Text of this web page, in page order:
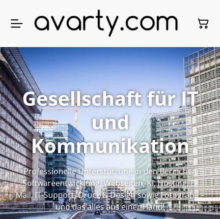
Gesellschaft für IT
und
Kommunikation
Professionelle Unterstützung in den Bereichen
Softwareentwicklung, Webseiten, KI, Hosting, E-
Mail, IT-Support, Druck & Design sowie Fotografie –
und das alles aus einer Hand!